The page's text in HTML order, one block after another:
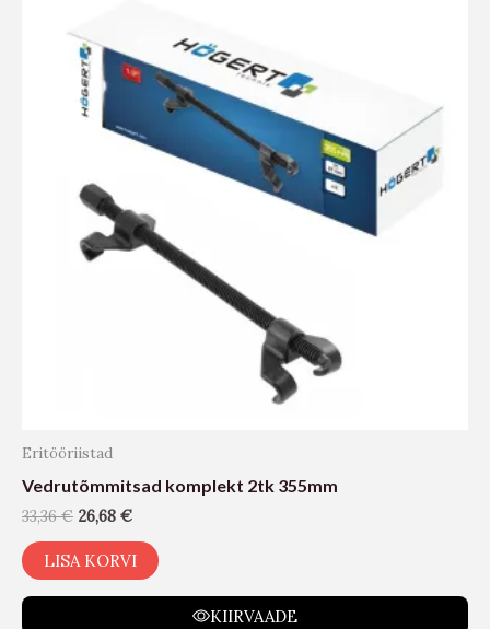
Eritööriistad
Vedrutõmmitsad komplekt 2tk 355mm
33,36€ 26,68 €
LISA KORVI
KIIRVAADE